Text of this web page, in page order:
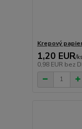
Krepový
1,20 EUR/ks
0,98 EUR bez